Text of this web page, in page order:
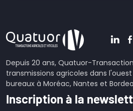
Depuis 20 ans, Quatuor-
transmissions agricoles dans
bureaux à Moréac, Nantes et
Inscription à la